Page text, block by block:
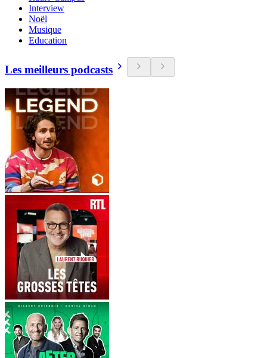
Interview
Noël
Musique
Education
Les meilleurs podcasts